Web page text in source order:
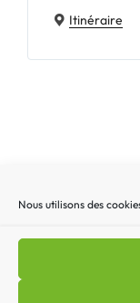
Nous utilisons des
Itinéraire